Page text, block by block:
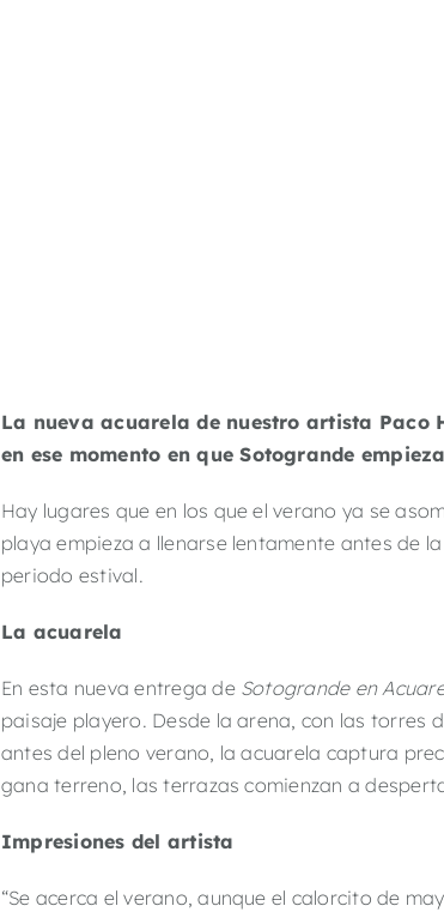
La nueva acuarela de nuestro artista Paco
en ese momento en que Sotogrande
Hay lugares que en los que el verano ya se
playa empieza a llenarse lentamente antes de
periodo estival.
La acuarela
En esta nueva entrega de Sotogrande en
paisaje playero. Desde la arena, con las torres
antes del pleno verano, la acuarela captura
gana terreno, las terrazas comienzan a
Impresiones del artista
“Se acerca el verano, aunque el calorcito de